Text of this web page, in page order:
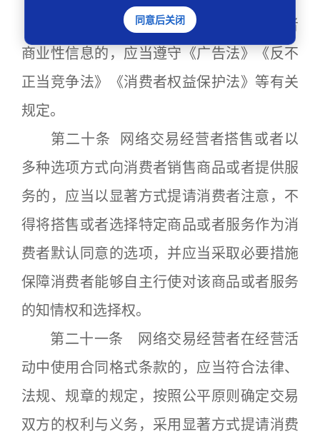
网络交易经营者向消费者发送广告或者
商业性信息的，应当遵守《广告法》《反不
正当竞争法》《消费者权益保护法》等有关
规定。
第二十条 网络交易经营者搭售或者以
多种选项方式向消费者销售商品或者提供服
务的，应当以显著方式提请消费者注意，不
得将搭售或者选择特定商品或者服务作为消
费者默认同意的选项，并应当采取必要措施
保障消费者能够自主行使对该商品或者服务
的知情权和选择权。
第二十一条 网络交易经营者在经营活
动中使用合同格式条款的，应当符合法律、
法规、规章的规定，按照公平原则确定交易
双方的权利与义务，采用显著方式提请消费
同意后关闭